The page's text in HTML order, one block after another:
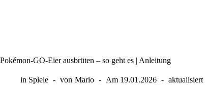
Pokémon-GO-Eier ausbrüten – so geht es | Anleitung
in Spiele von Mario Am 19.01.2026 aktualisiert